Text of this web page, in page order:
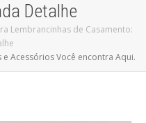
Detalhe
Lembrancinhas de Casamento:
e Acessórios Você encontra Aqui.